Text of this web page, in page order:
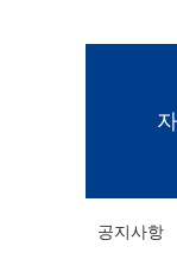
공지사항